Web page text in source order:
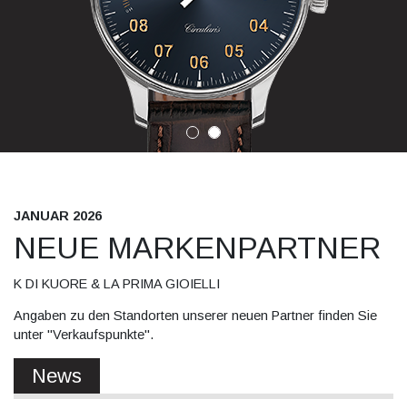
JANUAR 2026
NEUE MARKENPARTNER
K DI KUORE & LA PRIMA GIOIELLI
Angaben zu den Standorten unserer neuen Partner finden Sie
unter "Verkaufspunkte".
News